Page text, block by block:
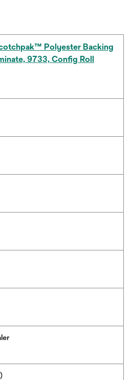
Polyester Backing
9733, Config Roll